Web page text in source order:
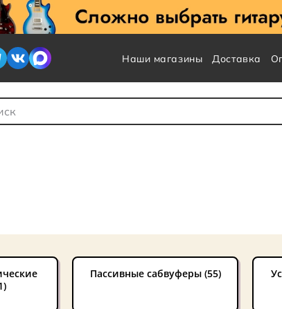
Наши магазины Доставка
для Поиска
Пассивные сабвуферы (55)